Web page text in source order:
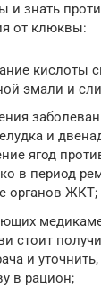
и знать
от клюквы:
кислоты
эмали и
и
ягод
в период
органов ЖКТ;
стоит
и
в рацион;